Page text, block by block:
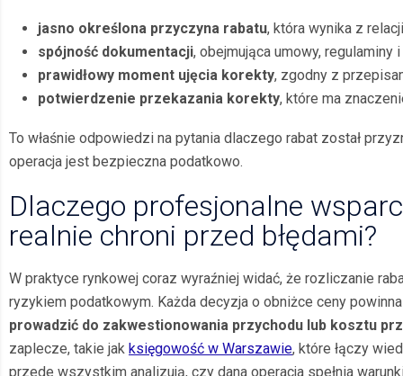
jasno określona przyczyna rabatu, która wynika z
spójność dokumentacji, obejmująca umowy, regulaminy
prawidłowy moment ujęcia korekty, zgodny z
potwierdzenie przekazania korekty, które ma
To właśnie odpowiedzi na pytania dlaczego rabat został
operacja jest bezpieczna podatkowo.
Dlaczego profesjonalne
realnie chroni przed błędami?
W praktyce rynkowej coraz wyraźniej widać, że rozliczanie
ryzykiem podatkowym. Każda decyzja o obniżce ceny
prowadzić do zakwestionowania przychodu lub kosztu
zaplecze, takie jak księgowość w Warszawie, które łączy
przede wszystkim analizują, czy dana operacja spełnia